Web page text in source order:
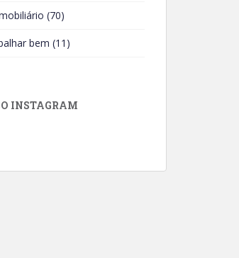
(70)
bem (11)
INSTAGRAM